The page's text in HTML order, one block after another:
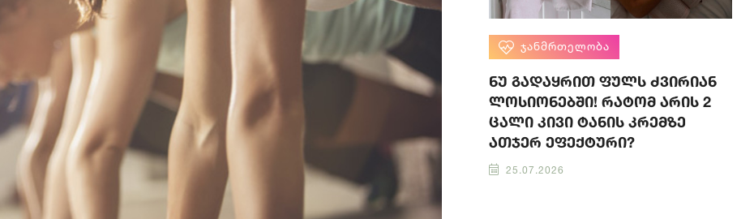
ᲯᲐᲜᲛᲠᲗᲔᲚᲝᲑᲐ
ნუ გადაყრით ფულს ძვირიან
ლოსიონებში! რატომ არის 2
ცალი კივი ტანის კრემზე
ათჯერ ეფექტური?
25.07.2026